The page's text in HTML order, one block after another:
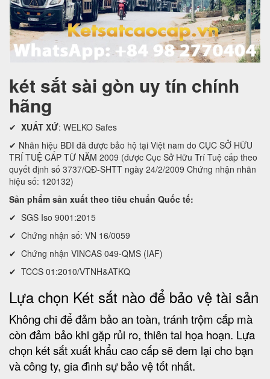
két sắt sài gòn uy tín chính
hãng
✔ XUẤT XỨ: WELKO Safes
✔ Nhãn hiệu BDI đã được bảo hộ tại Việt nam do CỤC SỞ HỮU
TRÍ TUỆ CẤP TỪ NĂM 2009 (được Cục Sở Hữu Trí Tuệ cấp theo
quyết định số 3737/QĐ-SHTT ngày 24/2/2009 Chứng nhận nhãn
hiệu số: 120132)
Sản phẩm sản xuất theo tiêu chuẩn Quốc tế:
✔ SGS Iso 9001:2015
✔ Chứng nhận số: VN 16/0059
✔ Chứng nhận VINCAS 049-QMS (IAF)
✔ TCCS 01:2010/VTNH&ATKQ
Lựa chọn Két sắt nào để bảo vệ tài sản
Không chi để đảm bảo an toàn, tránh trộm cắp mà
còn đảm bảo khi gặp rủi ro, thiên tai họa hoạn. Lựa
chọn két sắt xuất khẩu cao cấp sẽ đem lại cho bạn
và công ty, gia đình sự bảo vệ tốt nhất.